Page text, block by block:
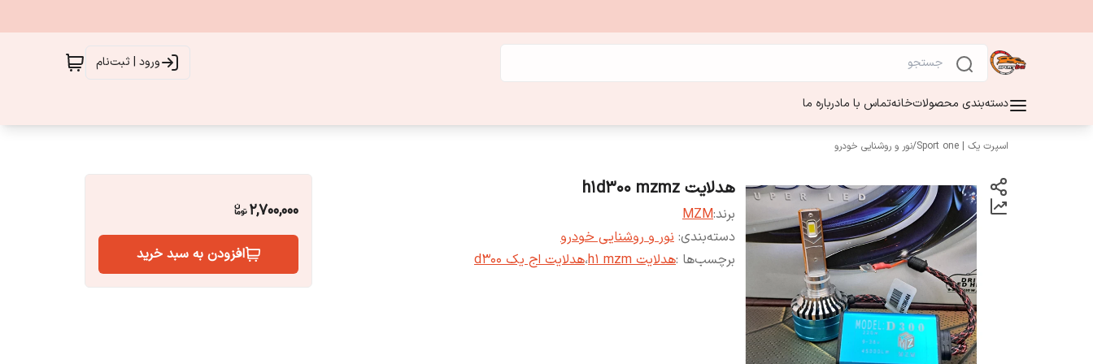
ورود | ثبت‌نام
دسته‌بندی محصولاتخانهتماس با مادرباره ما
اسپرت یک | Sport one /نور و روشنایی خودرو
هدلایت h1d300 mzmz
برند:MZM
دسته‌بندی: نور و روشنایی خودرو
برچسب‌ها :هدلایت h1 mzm ،هدلایت اج یک d300
2,700,000
افزودن به سبد خرید